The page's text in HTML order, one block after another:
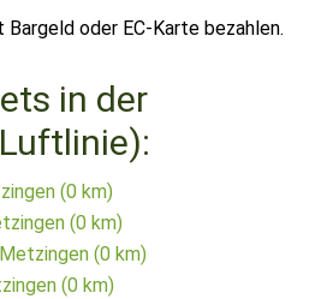
Bargeld oder EC-Karte bezahlen.
in der
(0 km)
(0 km)
(0 km)
(0 km)